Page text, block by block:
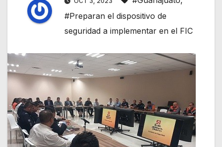
#Preparan el dispositivo de
seguridad a implementar en el FIC